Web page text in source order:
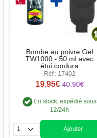
Bombe au poivre Gel
TW1000 - 50 ml avec
étui cordura
Réf : 17402
19.95€ 40.90€
En stock, expédié sous
12/24h
Quantité
Ajouter